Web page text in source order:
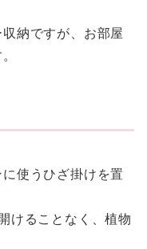
納ですが、お部屋
使うひざ掛けを置
けることなく、植物